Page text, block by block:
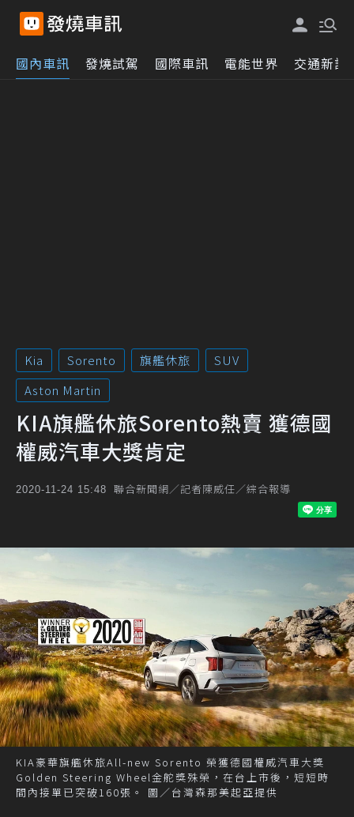
國內車訊 發燒試駕 國際車訊 電能世界 交通新訊
Kia Sorento 旗艦休旅
SUV
Aston Martin
KIA旗艦休旅Sorento熱賣 獲德國
權威汽車大獎肯定
2020-11-24 15:48 聯合新聞網／記者陳威任／綜合報導
KIA豪華旗艦休旅All-new Sorento 榮獲德國權威汽車大獎
Golden Steering Wheel金舵獎殊榮，在台上市後，短短時
間內接單已突破160張。 圖／台灣森那美起亞提供